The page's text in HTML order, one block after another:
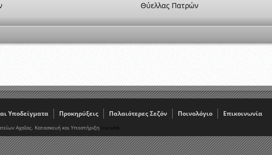
Θύελλας Πατρών
Υποδείγματα Προκηρύξεις Παλαιότερες Σεζόν Ποινολόγιο Επικοινωνία
Αχαΐας. Κατασκευή και Υποστήριξη icecube